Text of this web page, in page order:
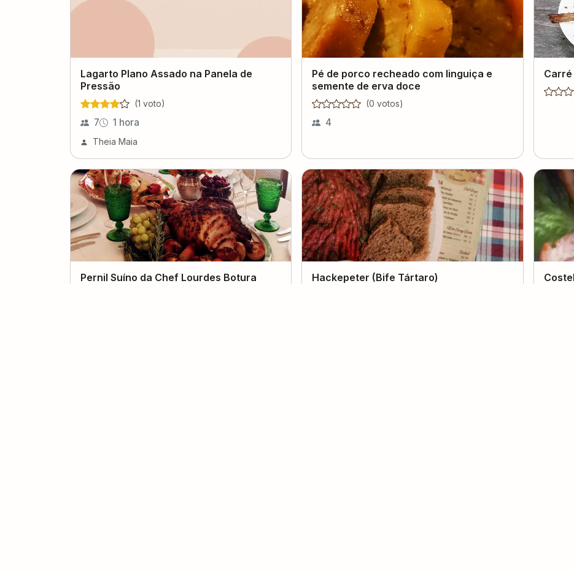
Lagarto Plano Assado na Panela de
Pressão
(1 voto)
7 1 hora
Theia Maia
Pé de porco recheado com linguiça e
semente de erva doce
(0 votos)
4
Pernil Suíno da Chef Lourdes Botura Hackepeter (Bife Tártaro)